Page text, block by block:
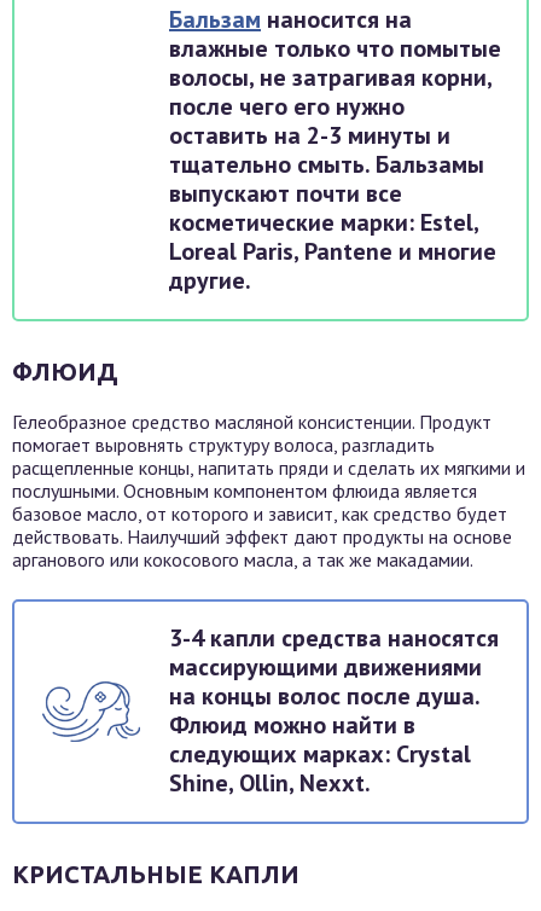
Бальзам наносится на
влажные только что помытые
волосы, не затрагивая корни,
после чего его нужно
оставить на 2-3 минуты и
тщательно смыть. Бальзамы
выпускают почти все
косметические марки: Estel,
Loreal Paris, Pantene и многие
другие.
ФЛЮИД
Гелеобразное средство масляной консистенции. Продукт
помогает выровнять структуру волоса, разгладить
расщепленные концы, напитать пряди и сделать их мягкими и
послушными. Основным компонентом флюида является
базовое масло, от которого и зависит, как средство будет
действовать. Наилучший эффект дают продукты на основе
арганового или кокосового масла, а так же макадамии.
3-4 капли средства наносятся
массирующими движениями
на концы волос после душа.
Флюид можно найти в
следующих марках: Crystal
Shine, Ollin, Nexxt.
КРИСТАЛЬНЫЕ КАПЛИ